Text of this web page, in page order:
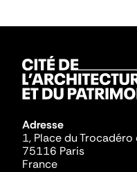
Adresse
1, Place du
75116 Paris
France